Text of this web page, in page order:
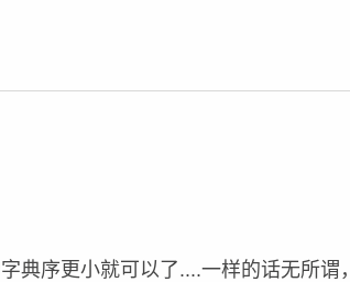
典序更小就可以了....一样的话无所谓，